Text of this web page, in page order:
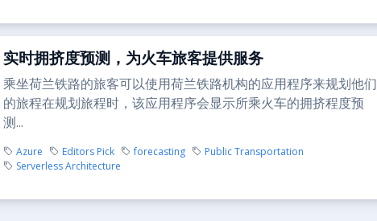
实时拥挤度预测，为火车旅客提供服务
乘坐荷兰铁路的旅客可以使用荷兰铁路机构的应用程序来规划他们
的旅程在规划旅程时，该应用程序会显示所乘火车的拥挤程度预
测...
Azure Editors Pick forecasting
Public Transportation
Serverless Architecture